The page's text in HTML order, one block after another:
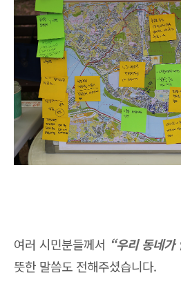
여러 시민분들께서 “우리 동네
뜻한 말씀도 전해주셨습니다.